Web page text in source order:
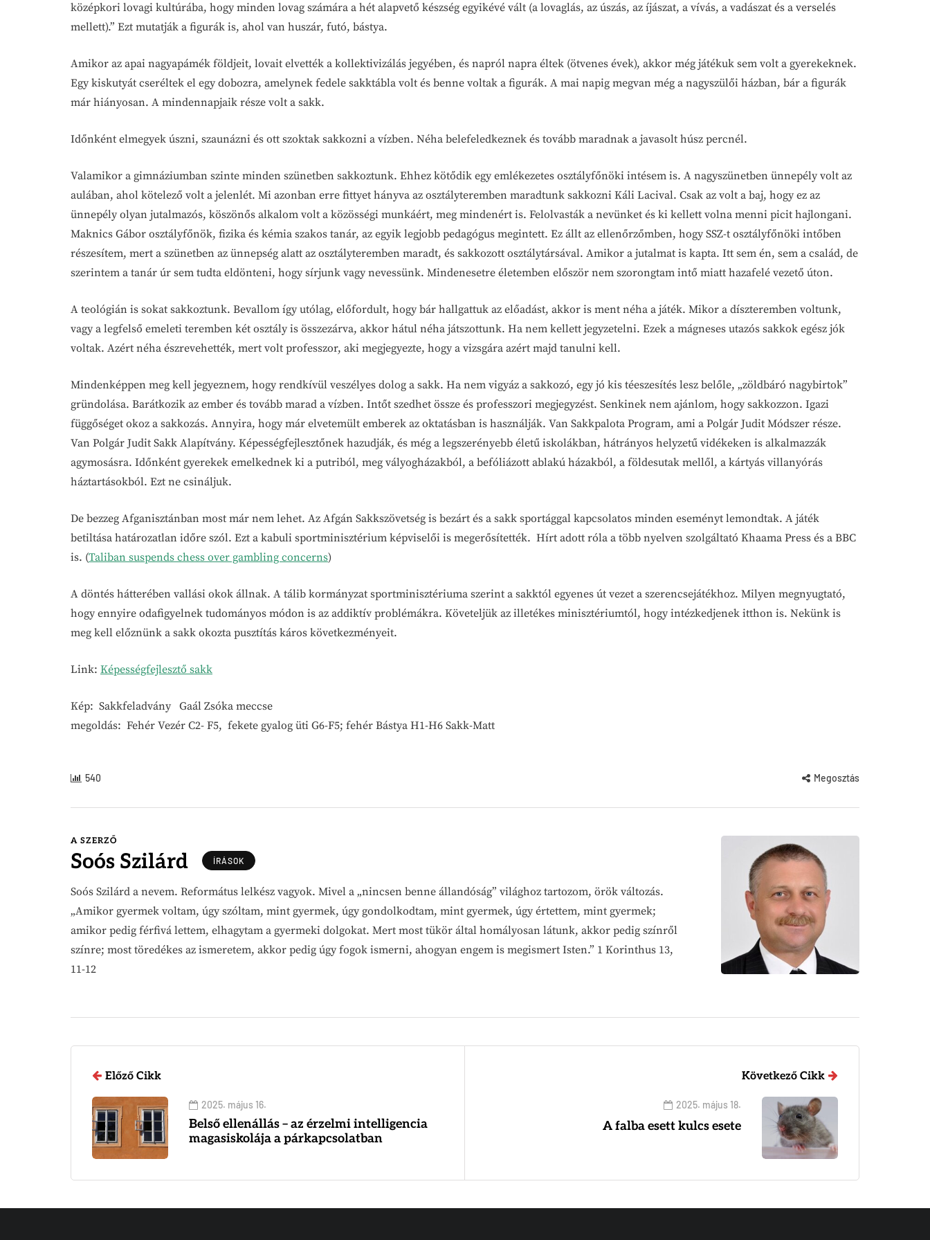
középkori lovagi kultúrába, hogy minden lovag számára a hét alapvető készség egyikévé vált (a lovaglás, az úszás, az íjászat, a vívás, a vadászat és a verselés
mellett).” Ezt mutatják a figurák is, ahol van huszár, futó, bástya.
Amikor az apai nagyapámék földjeit, lovait elvették a kollektivizálás jegyében, és napról napra éltek (ötvenes évek), akkor még játékuk sem volt a gyerekeknek.
Egy kiskutyát cseréltek el egy dobozra, amelynek fedele sakktábla volt és benne voltak a figurák. A mai napig megvan még a nagyszülői házban, bár a figurák
már hiányosan. A mindennapjaik része volt a sakk.
Időnként elmegyek úszni, szaunázni és ott szoktak sakkozni a vízben. Néha belefeledkeznek és tovább maradnak a javasolt húsz percnél.
Valamikor a gimnáziumban szinte minden szünetben sakkoztunk. Ehhez kötődik egy emlékezetes osztályfőnöki intésem is. A nagyszünetben ünnepély volt az
aulában, ahol kötelező volt a jelenlét. Mi azonban erre fittyet hányva az osztályteremben maradtunk sakkozni Káli Lacival. Csak az volt a baj, hogy ez az
ünnepély olyan jutalmazós, köszönős alkalom volt a közösségi munkáért, meg mindenért is. Felolvasták a nevünket és ki kellett volna menni picit hajlongani.
Maknics Gábor osztályfőnök, fizika és kémia szakos tanár, az egyik legjobb pedagógus megintett. Ez állt az ellenőrzőmben, hogy SSZ-t osztályfőnöki intőben
részesítem, mert a szünetben az ünnepség alatt az osztályteremben maradt, és sakkozott osztálytársával. Amikor a jutalmat is kapta. Itt sem én, sem a család, de
szerintem a tanár úr sem tudta eldönteni, hogy sírjunk vagy nevessünk. Mindenesetre életemben először nem szorongtam intő miatt hazafelé vezető úton.
A teológián is sokat sakkoztunk. Bevallom így utólag, előfordult, hogy bár hallgattuk az előadást, akkor is ment néha a játék. Mikor a díszteremben voltunk,
vagy a legfelső emeleti teremben két osztály is összezárva, akkor hátul néha játszottunk. Ha nem kellett jegyzetelni. Ezek a mágneses utazós sakkok egész jók
voltak. Azért néha észrevehették, mert volt professzor, aki megjegyezte, hogy a vizsgára azért majd tanulni kell.
Mindenképpen meg kell jegyeznem, hogy rendkívül veszélyes dolog a sakk. Ha nem vigyáz a sakkozó, egy jó kis téeszesítés lesz belőle, „zöldbáró nagybirtok”
gründolása. Barátkozik az ember és tovább marad a vízben. Intőt szedhet össze és professzori megjegyzést. Senkinek nem ajánlom, hogy sakkozzon. Igazi
függőséget okoz a sakkozás. Annyira, hogy már elvetemült emberek az oktatásban is használják. Van Sakkpalota Program, ami a Polgár Judit Módszer része.
Van Polgár Judit Sakk Alapítvány. Képességfejlesztőnek hazudják, és még a legszerényebb életű iskolákban, hátrányos helyzetű vidékeken is alkalmazzák
agymosásra. Időnként gyerekek emelkednek ki a putriból, meg vályogházakból, a befóliázott ablakú házakból, a földesutak mellől, a kártyás villanyórás
háztartásokból. Ezt ne csináljuk.
De bezzeg Afganisztánban most már nem lehet. Az Afgán Sakkszövetség is bezárt és a sakk sportággal kapcsolatos minden eseményt lemondtak. A játék
betiltása határozatlan időre szól. Ezt a kabuli sportminisztérium képviselői is megerősítették. Hírt adott róla a több nyelven szolgáltató Khaama Press és a BBC
is. (Taliban suspends chess over gambling concerns)
A döntés hátterében vallási okok állnak. A tálib kormányzat sportminisztériuma szerint a sakktól egyenes út vezet a szerencsejátékhoz. Milyen megnyugtató,
hogy ennyire odafigyelnek tudományos módon is az addiktív problémákra. Követeljük az illetékes minisztériumtól, hogy intézkedjenek itthon is. Nekünk is
meg kell előznünk a sakk okozta pusztítás káros következményeit.
Link: Képességfejlesztő sakk
Kép: Sakkfeladvány Gaál Zsóka meccse
megoldás: Fehér Vezér C2- F5, fekete gyalog üti G6-F5; fehér Bástya H1-H6 Sakk-Matt
540 Megosztás
A SZERZŐ
Soós Szilárd ÍRÁSOK
Soós Szilárd a nevem. Református lelkész vagyok. Mivel a „nincsen benne állandóság” világhoz tartozom, örök változás.
„Amikor gyermek voltam, úgy szóltam, mint gyermek, úgy gondolkodtam, mint gyermek, úgy értettem, mint gyermek;
amikor pedig férfivá lettem, elhagytam a gyermeki dolgokat. Mert most tükör által homályosan látunk, akkor pedig színről
színre; most töredékes az ismeretem, akkor pedig úgy fogok ismerni, ahogyan engem is megismert Isten.” 1 Korinthus 13,
11-12
Előző Cikk
2025. május 16.
Belső ellenállás – az érzelmi intelligencia
magasiskolája a párkapcsolatban
Következő Cikk
2025. május 18.
A falba esett kulcs esete